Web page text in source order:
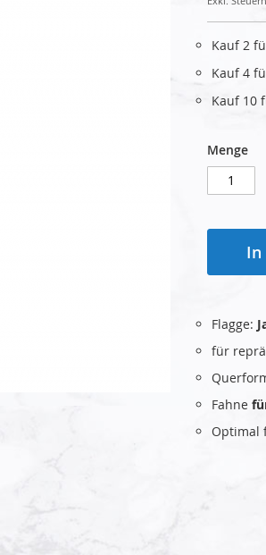
Kauf 2
Kauf 4
Kauf 10
Menge
In
Flagge:
für
Fahne
Optimal